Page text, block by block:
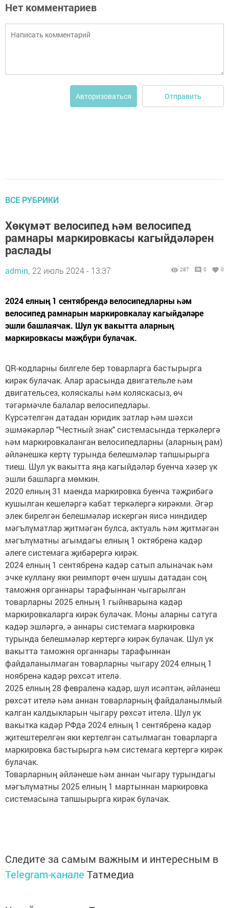
Нет комментариев
Авторизоваться Отправить
ВСЕ РУБРИКИ
Хөкүмәт велосипед һәм велосипед
рамнары маркировкасы кагыйдәләрен
раслады
admin, 22 июль 2024 - 13:37 287 0 0
2024 елның 1 сентябрендә велосипедларны һәм
велосипед рамнарын маркировкалау кагыйдәләре
эшли башлаячак. Шул ук вакытта аларның
маркировкасы мәҗбүри булачак.
QR-кодларны билгеле бер товарларга бастырырга
кирәк булачак. Алар арасында двигательле һәм
двигательсез, коляскалы һәм коляскасыз, өч
тәгәрмәчле балалар велосипедлары.
Күрсәтелгән датадан юридик затлар һәм шәхси
эшмәкәрләр "Честный знак" системасында теркәлергә
һәм маркировкаланган велосипедларны (аларның рам)
әйләнешкә кертү турында белешмәләр тапшырырга
тиеш. Шул ук вакытта яңа кагыйдәләр буенча хәзер үк
эшли башларга мөмкин.
2020 елның 31 маенда маркировка буенча тәҗрибәгә
кушылган кешеләргә кабат теркәлергә кирәкми. Әгәр
элек бирелгән белешмәләр искергән яисә ниндидер
мәгълүматлар җитмәгән булса, актуаль һәм җитмәгән
мәгълүматны агымдагы елның 1 октябренә кадәр
әлеге системага җибәрергә кирәк.
2024 елның 1 сентябренә кадәр сатып алыначак һәм
эчке куллану яки реимпорт өчен шушы датадан соң
таможня органнары тарафыннан чыгарылган
товарларны 2025 елның 1 гыйнварына кадәр
маркировкаларга кирәк булачак. Моны аларны сатуга
кадәр эшләргә, ә аннары системага маркировка
турында белешмәләр кертергә кирәк булачак. Шул ук
вакытта таможня органнары тарафыннан
файдаланылмаган товарларны чыгару 2024 елның 1
ноябренә кадәр рөхсәт ителә.
2025 елның 28 февраленә кадәр, шул исәптән, әйләнеш
рөхсәт ителә һәм аннан товарларның файдаланылмый
калган калдыкларын чыгару рөхсәт ителә. Шул ук
вакытка кадәр РФдә 2024 елның 1 сентябренә кадәр
җитештерелгән яки кертелгән сатылмаган товарларга
маркировка бастырырга һәм системага кертергә кирәк
булачак.
Товарларның әйләнеше һәм аннан чыгару турындагы
мәгълүматны 2025 елның 1 мартыннан маркировка
системасына тапшырырга кирәк булачак.
Следите за самым важным и интересным в
Telegram-канале Татмедиа